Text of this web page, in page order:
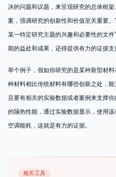
决的问题和议题，来呈现研究的总体框
案，强调研究的创新性和价值至关重要
某一特定研究主题的兴趣和必要性的文
期的益处和成果，还得提供有力的证据支
举个例子，假如你研究的是某种新型材
种材料相比传统材料有哪些创新之处，
且要有相关的实验数据或者案例来支撑
的隔热性能，通过实验数据显示，使用
空调能耗，这就是有力的证据。
相关工具